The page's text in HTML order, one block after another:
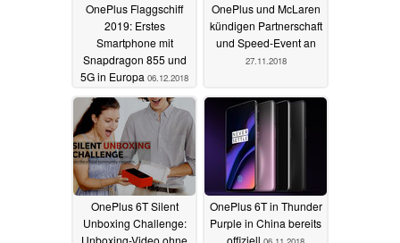
OnePlus Flaggschiff
2019: Erstes
Smartphone mit
Snapdragon 855 und
5G in Europa 06.12.2018
OnePlus und McLaren
kündigen Partnerschaft
und Speed-Event an
27.11.2018
OnePlus 6T Silent
Unboxing Challenge:
OnePlus 6T in Thunder
Purple in China bereits